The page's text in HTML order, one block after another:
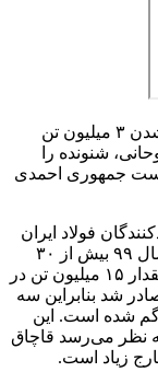
به گزارش فولادسنتر به نقل از اکو ایران، گم شدن ۳ میلیون تن
شنونده را
جمهوری احمدی
فولاد ایران
اخیرا در مصاحبه‌ای عنوان کرده است که در سال ۹۹ بیش از ۳۰
میلیون تن فولاد در کشور تولید شد که از این مقدار ۱۵ میلیون تن در
نیز صادر شد بنابراین سه
گم شده است. این
به نظر می‌رسد قاچاق
زیاد است.